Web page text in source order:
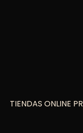
TIENDAS ONLINE